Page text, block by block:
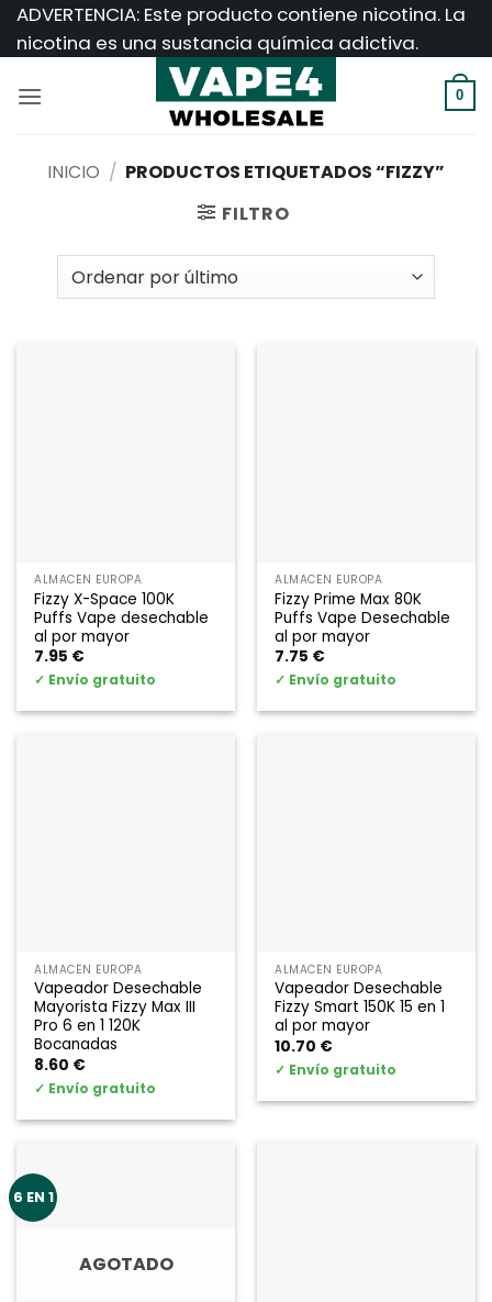
Saltar
ADVERTENCIA: Este producto contiene nicotina. La
nicotina es una sustancia química adictiva.
0
INICIO / PRODUCTOS ETIQUETADOS “FIZZY”
FILTRO
ALMACÉN EUROPA
Fizzy X-Space 100K
Puffs Vape desechable
al por mayor
7.95 €
✓ Envío gratuito
ALMACÉN EUROPA
Fizzy Prime Max 80K
Puffs Vape Desechable
al por mayor
7.75 €
✓ Envío gratuito
ALMACÉN EUROPA
Vapeador Desechable
Mayorista Fizzy Max III
Pro 6 en 1 120K
Bocanadas
8.60 €
✓ Envío gratuito
ALMACÉN EUROPA
Vapeador Desechable
Fizzy Smart 150K 15 en 1
al por mayor
10.70 €
✓ Envío gratuito
6 EN 1
AGOTADO